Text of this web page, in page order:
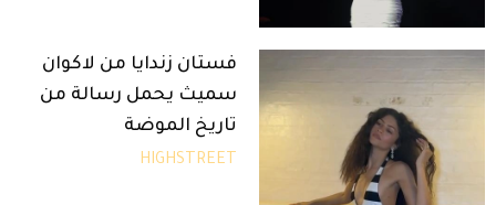
فستان زندايا من لاكوان
سميث يحمل رسالة من
تاريخ الموضة
HIGHSTREET